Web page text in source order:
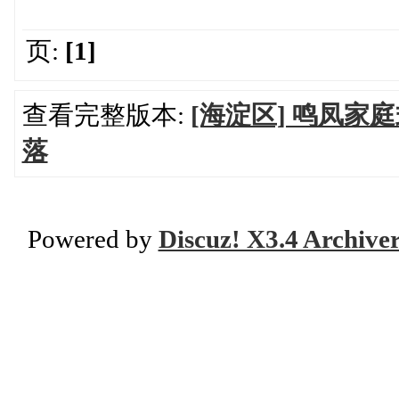
页: [1]
查看完整版本: [海淀区] 鸣凤家
落
Powered by Discuz! X3.4